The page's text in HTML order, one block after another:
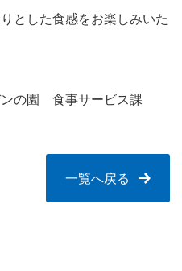
とした食感をお楽しみいた
の園 食事サービス課
一覧へ戻る